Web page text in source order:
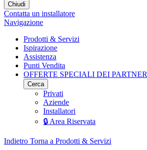
Chiudi
Contatta un installatore
Navigazione
Prodotti & Servizi
Ispirazione
Assistenza
Punti Vendita
OFFERTE SPECIALI DEI PARTNER
Cerca
Privati
Aziende
Installatori
🔒 Area Riservata
Indietro Torna a Prodotti & Servizi